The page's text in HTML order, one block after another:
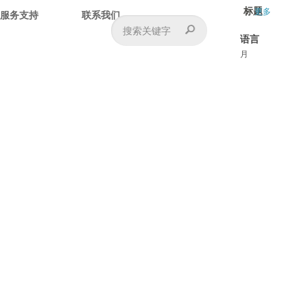
标题更多
语言
月
服务支持 联系我们